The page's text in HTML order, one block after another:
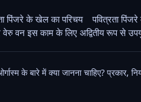
पिंजरे के खेल का परिचय पवित्रता
वन इस काम के लिए अद्वितीय रूप से
के बारे में क्या जानना चाहिए? प्रकार,